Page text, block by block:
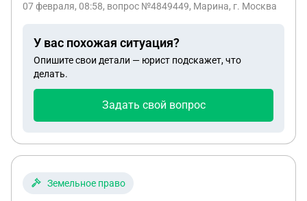
07 февраля, 08:58, вопрос №4849449, Марина, г. Москва
У вас похожая ситуация?
Опишите свои детали — юрист подскажет, что
делать.
Задать свой вопрос
Земельное право